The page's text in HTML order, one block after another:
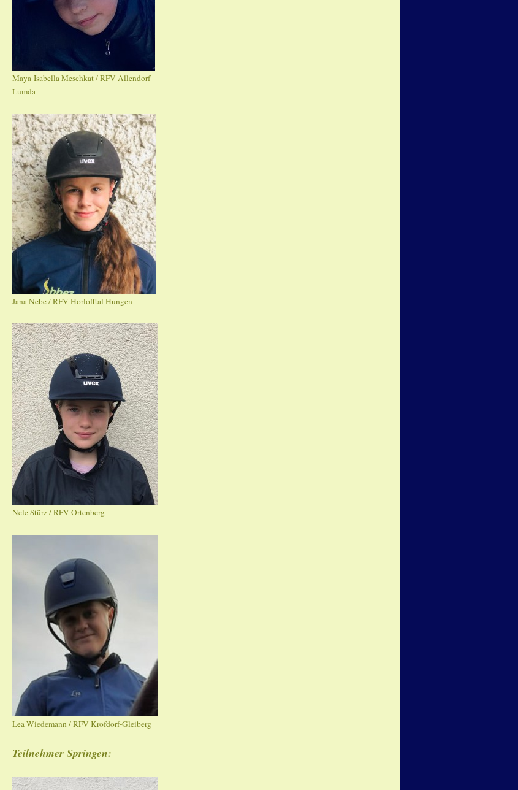
Maya-Isabella Meschkat / RFV Allendorf
Lumda
Jana Nebe / RFV Horlofftal Hungen
Nele Stürz / RFV Ortenberg
Lea Wiedemann / RFV Krofdorf-Gleiberg
Teilnehmer Springen: